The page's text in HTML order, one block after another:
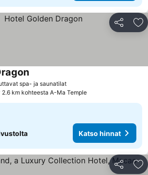
Jaa
spa- ja saunatilat
2.6 km kohteesta A-Ma Temple
Katso hinnat
Jaa